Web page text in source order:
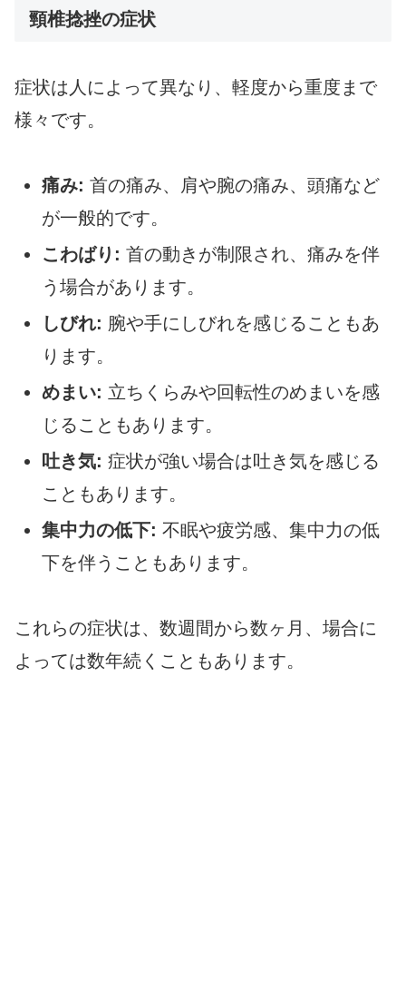
頸椎捻挫の症状
症状は人によって異なり、軽度から重度まで
様々です。
痛み: 首の痛み、肩や腕の痛み、頭痛など
が一般的です。
こわばり: 首の動きが制限され、痛みを伴
う場合があります。
しびれ: 腕や手にしびれを感じることもあ
ります。
めまい: 立ちくらみや回転性のめまいを感
じることもあります。
吐き気: 症状が強い場合は吐き気を感じる
こともあります。
集中力の低下: 不眠や疲労感、集中力の低
下を伴うこともあります。
これらの症状は、数週間から数ヶ月、場合に
よっては数年続くこともあります。